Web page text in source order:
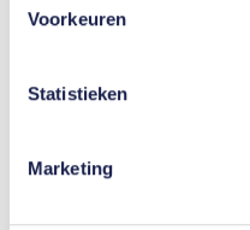
Voorkeuren
Statistieken
MarketingGerelateerde